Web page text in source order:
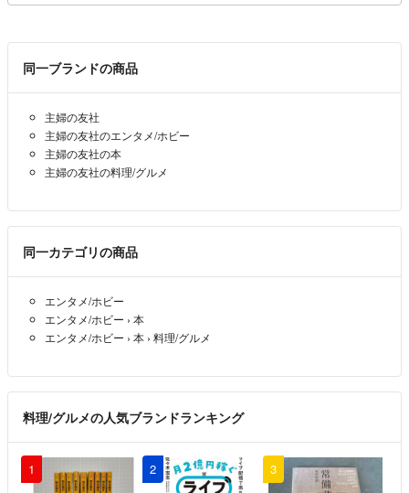
同一ブランドの商品
主婦の友社
主婦の友社のエンタメ/ホビー
主婦の友社の本
主婦の友社の料理/グルメ
同一カテゴリの商品
エンタメ/ホビー
エンタメ/ホビー › 本
エンタメ/ホビー › 本 › 料理/グルメ
料理/グルメの人気ブランドランキング
1 2 3